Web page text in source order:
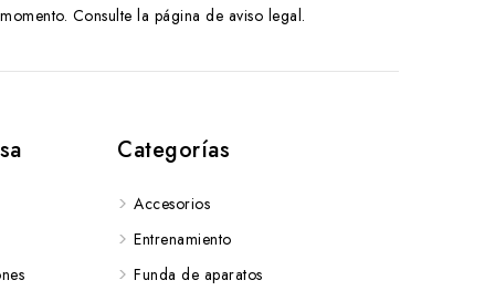
Consulte la página de aviso legal.
Categorías
Accesorios
Entrenamiento
Funda de aparatos